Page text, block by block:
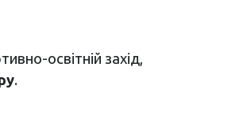
освітній захід,
.